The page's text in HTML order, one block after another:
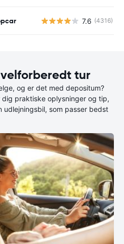
7.6 (4316)
tur
og er det med depositum?
praktiske oplysninger og tip,
som passer bedst